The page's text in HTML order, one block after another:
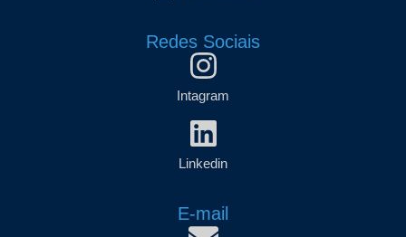
Redes Sociais
Intagram
Linkedin
E-mail